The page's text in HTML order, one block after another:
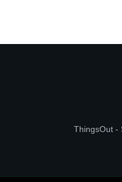
ThingsOut -